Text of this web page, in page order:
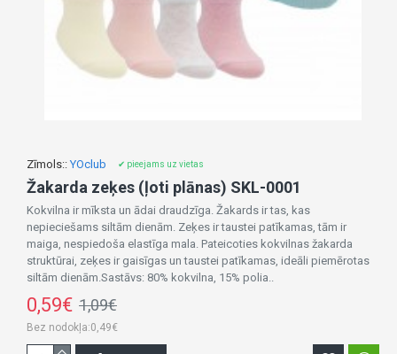
Zīmols:: YOclub ✔ pieejams uz vietas
Žakarda zeķes (ļoti plānas) SKL-0001
Kokvilna ir mīksta un ādai draudzīga. Žakards ir tas, kas
nepieciešams siltām dienām. Zeķes ir taustei patīkamas, tām ir
maiga, nespiedoša elastīga mala. Pateicoties kokvilnas žakarda
struktūrai, zeķes ir gaisīgas un taustei patīkamas, ideāli piemērotas
siltām dienām.Sastāvs: 80% kokvilna, 15% polia..
0,59€ 1,09€
Bez nodokļa:0,49€